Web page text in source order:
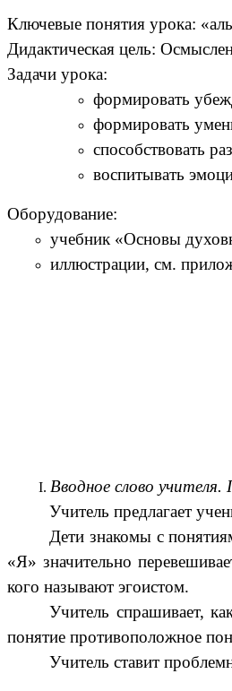
Ключевые понятия урока:
Дидактическая цель:
Задачи урока:
формировать
формировать
способствовать
воспитывать
Оборудование:
учебник «Основы
иллюстрации, см.
Вводное слово
Учитель предлагает
Дети знакомы с
«Я» значительно
кого называют эгоистом.
Учитель спрашивает,
понятие противоположное
Учитель ставит